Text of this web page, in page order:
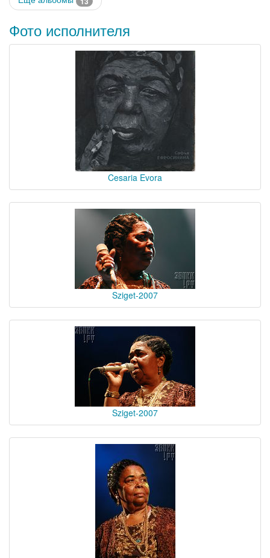
Фото исполнителя
Cesaria Evora
Sziget-2007
Sziget-2007